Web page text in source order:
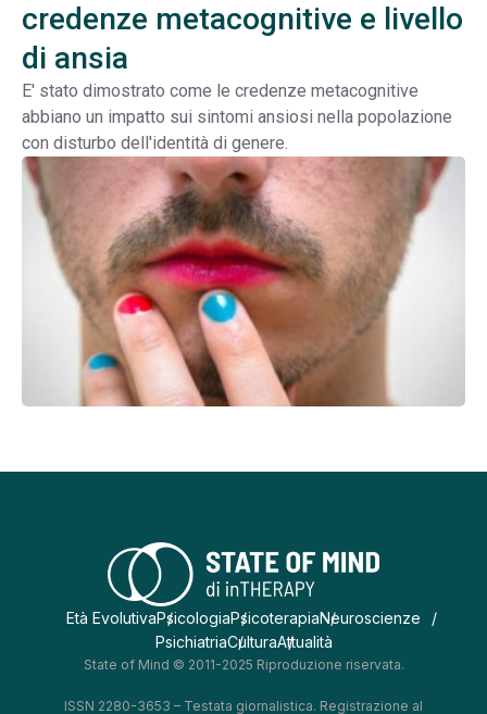
credenze metacognitive e livello
di ansia
E' stato dimostrato come le credenze metacognitive
abbiano un impatto sui sintomi ansiosi nella popolazione
con disturbo dell'identità di genere.
Età EvolutivaPsicologiaPsicoterapiaNeuroscienze
PsichiatriaCulturaAttualità
State of Mind © 2011-2025 Riproduzione riservata.
ISSN 2280-3653 – Testata giornalistica. Registrazione al